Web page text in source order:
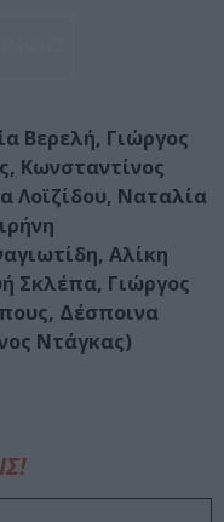
Βερελή, Γιώργος
Κωνσταντίνος
Λοϊζίδου, Ναταλία
Αλίκη
Σκλέπα, Γιώργος
Δέσποινα
Ντάγκας)